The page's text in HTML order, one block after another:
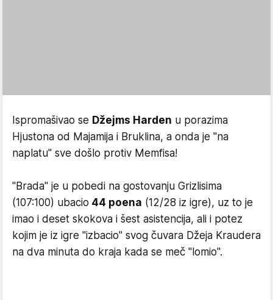
Ispromašivao se Džejms Harden u porazima
Hjustona od Majamija i Bruklina, a onda je "na
naplatu" sve došlo protiv Memfisa!
"Brada" je u pobedi na gostovanju Grizlisima
(107:100) ubacio 44 poena (12/28 iz igre), uz to je
imao i deset skokova i šest asistencija, ali i potez
kojim je iz igre "izbacio" svog čuvara Džeja Kraudera
na dva minuta do kraja kada se meč "lomio".